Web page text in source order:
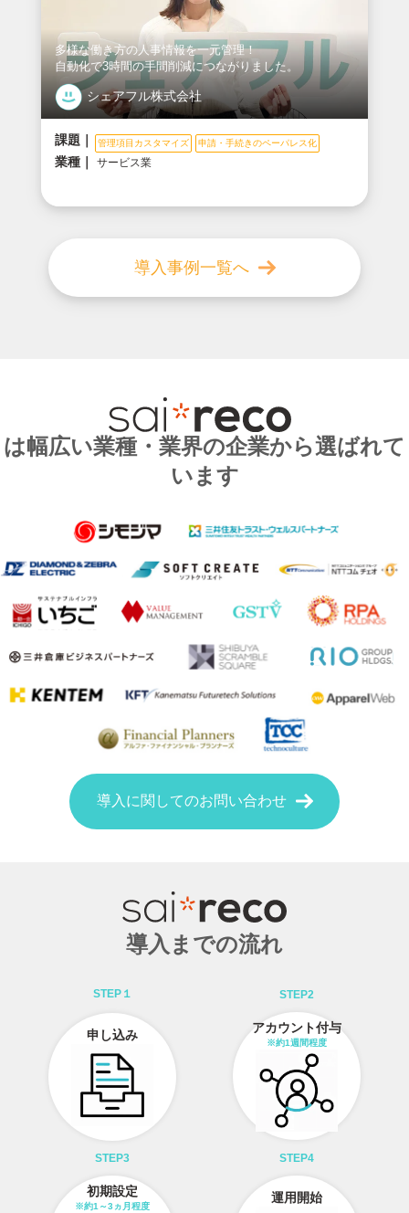
多様な働き方の人事情報を一元管理！
自動化で3時間の手間削減につながりました。
シェアフル株式会社
課題｜ 管理項目カスタマイズ 申請・手続きのペーパレス化
業種｜ サービス業
導入事例一覧へ
は幅広い業種・業界の企業から選ばれて
います
導入に関してのお問い合わせ
導入までの流れ
STEP１
申し込み
STEP2
アカウント付与
※約1週間程度
STEP3
初期設定
※約1～3ヵ月程度
STEP4
運用開始